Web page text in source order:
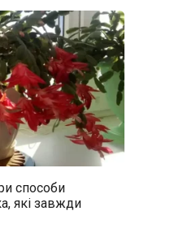
способи
які завжди